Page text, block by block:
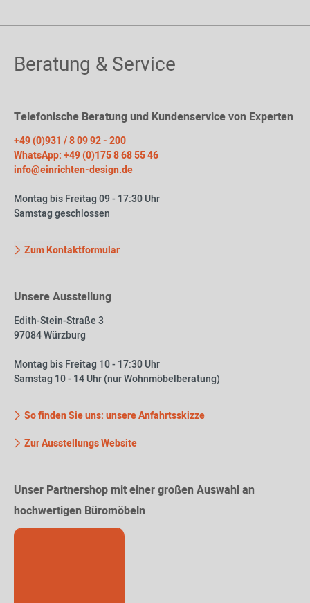
Beratung & Service
Telefonische Beratung und Kundenservice von Experten
+49 (0)931 / 8 09 92 - 200
WhatsApp: +49 (0)175 8 68 55 46
info@einrichten-design.de
Montag bis Freitag 09 - 17:30 Uhr
Samstag geschlossen
Zum Kontaktformular
Unsere Ausstellung
Edith-Stein-Straße 3
97084 Würzburg
Montag bis Freitag 10 - 17:30 Uhr
Samstag 10 - 14 Uhr (nur Wohnmöbelberatung)
So finden Sie uns: unsere Anfahrtsskizze
Zur Ausstellungs Website
Unser Partnershop mit einer großen Auswahl an
hochwertigen Büromöbeln